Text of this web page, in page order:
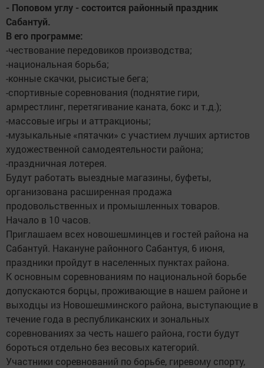
- Поповом углу - состоится районный праздник
Сабантуй.
В его программе:
-чествование передовиков производства;
-национальная борьба;
-конные скачки, рысистые бега;
-спортивные соревнования (поднятие гири,
армрестлинг, перетягивание каната, бокс и т.д.);
-массовые игры и аттракционы;
-музыкальные «пятачки» с участием лучших артистов
художественной самодеятельности района;
-праздничная лотерея.
Будут работать выездные магазины, буфеты,
организована расширенная продажа
продовольственных и промышленных товаров.
Начало в 10 часов.
Приглашаем всех новошешминцев и гостей района на
Сабантуй. Накануне районного Сабантуя, 6 июня,
праздники пройдут в населенных пунктах района.
К основным соревнованиям по национальной борьбе
допускаются борцы, проживающие в нашем районе и
выходцы из Новошешминского района, выступающие в
течение года в республиканских и зональных
соревнованиях за честь нашего района, гости будут
бороться отдельно без весовых категорий.
Участники соревнований по борьбе, гиревому спорту,